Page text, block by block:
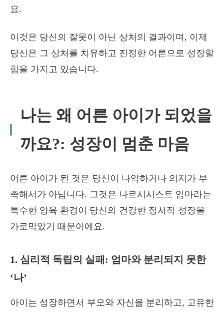
요.
이것은 당신의 잘못이 아닌 상처의 결과이며, 이제
당신은 그 상처를 치유하고 진정한 어른으로 성장할
힘을 가지고 있습니다.
나는 왜 어른 아이가 되었을
까요?: 성장이 멈춘 마음
어른 아이가 된 것은 당신이 나약하거나 의지가 부
족해서가 아닙니다. 그것은 나르시시스트 엄마라는
특수한 양육 환경이 당신의 건강한 정서적 성장을
가로막았기 때문이에요.
1. 심리적 독립의 실패: 엄마와 분리되지 못한
‘나’
아이는 성장하면서 부모와 자신을 분리하고, 고유한